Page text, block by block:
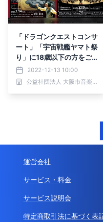
「ドラゴンクエストコンサ
ート」「宇宙戦艦ヤマト祭
り」に18歳以下の方をご
招待！【先着事前申込制】
文化庁子供文化芸術活動支
援事業のお知らせ
2022-12-13 10:00
公益社団法人 大阪市音楽団
運営会社
サービス・料金
サービス説明会
特定商取引法に基づく表